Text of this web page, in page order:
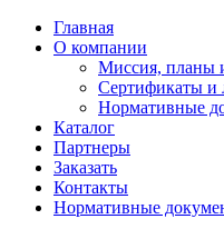
Главная
О компании
Миссия, планы
Сертификаты и
Нормативные
Каталог
Партнеры
Заказать
Контакты
Нормативные